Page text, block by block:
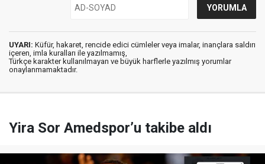
UYARI: Küfür, hakaret, rencide edici cümleler veya imalar, inançlara saldırı
içeren, imla kuralları ile yazılmamış,
Türkçe karakter kullanılmayan ve büyük harflerle yazılmış yorumlar
onaylanmamaktadır.
Yira Sor Amedspor’u takibe aldı